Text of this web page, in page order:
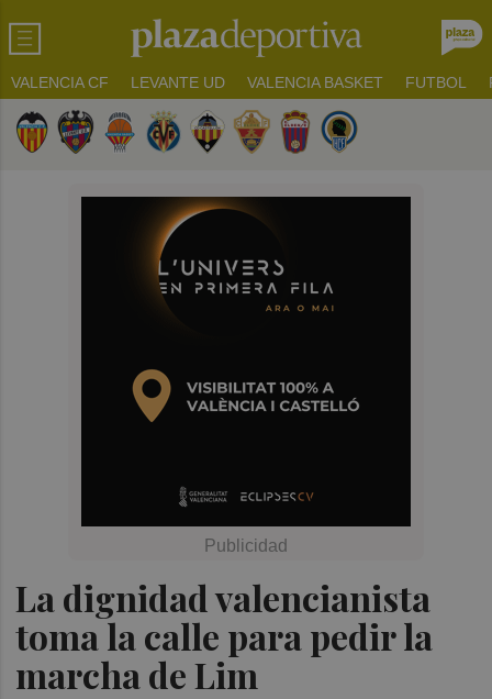
VALENCIA CF LEVANTE UD VALENCIA BASKET FUTBOL
La dignidad valencianista
toma la calle para pedir la
marcha de Lim